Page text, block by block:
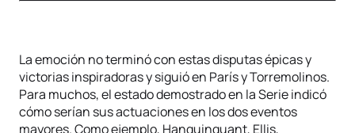
La emoción no terminó con estas disputas épicas y
victorias inspiradoras y siguió en París y Torremolinos.
Para muchos, el estado demostrado en la Serie indicó
cómo serían sus actuaciones en los dos eventos
mayores. Como ejemplo, Hanquinquant, Ellis,